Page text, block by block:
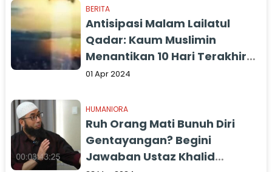
BERITA
Antisipasi Malam Lailatul
Qadar: Kaum Muslimin
Menantikan 10 Hari Terakhir
Bulan Ramadan dengan
01 Apr 2024
HUMANIORA
Ruh Orang Mati Bunuh Diri
Gentayangan? Begini
Jawaban Ustaz Khalid